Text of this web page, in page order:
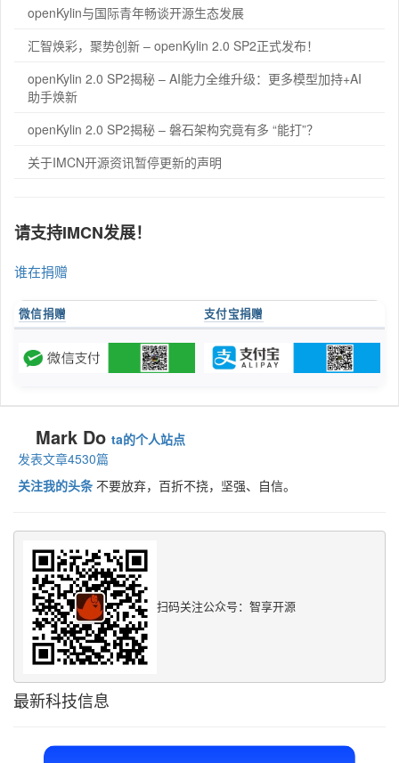
openKylin与国际青年畅谈开源生态发展
汇智焕彩，聚势创新 – openKylin 2.0 SP2正式发布！
openKylin 2.0 SP2揭秘 – AI能力全维升级：更多模型加持+AI
助手焕新
openKylin 2.0 SP2揭秘 – 磐石架构究竟有多 “能打”？
关于IMCN开源资讯暂停更新的声明
请支持IMCN发展！
谁在捐赠
微信捐赠 支付宝捐赠
Mark Do ta的个人站点
发表文章4530篇
关注我的头条 不要放弃，百折不挠，坚强、自信。
扫码关注公众号：智享开源
最新科技信息